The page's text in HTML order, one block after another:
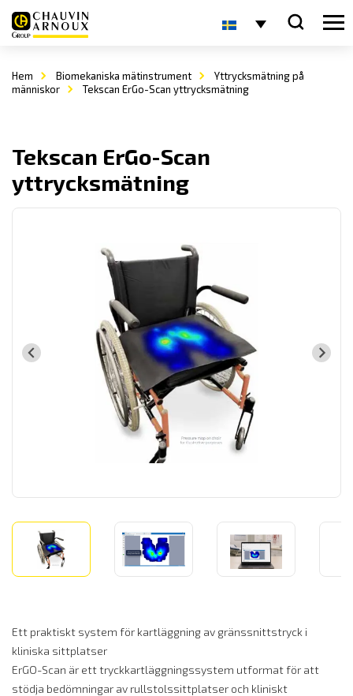
Hem Biomekaniska mätinstrument
Yttrycksmätning på
människor
Tekscan ErGo-Scan yttrycksmätning
Tekscan ErGo-Scan
yttrycksmätning
Ett praktiskt system för kartläggning av gränssnittstryck i
kliniska sittplatser
ErGO-Scan är ett tryckkartläggningssystem utformat för att
stödja bedömningar av rullstolssittplatser och kliniskt